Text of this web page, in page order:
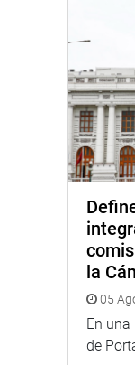
la
05
En
de